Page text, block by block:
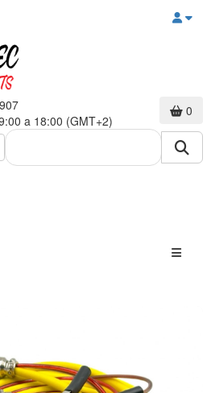
a 18:00 (GMT+2)
0